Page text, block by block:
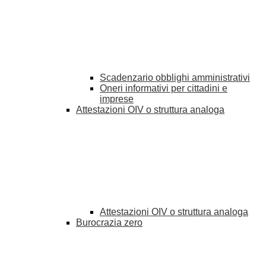
Scadenzario obblighi amministrativi
Oneri informativi per cittadini e
imprese
Attestazioni OIV o struttura analoga
Attestazioni OIV o struttura analoga
Burocrazia zero